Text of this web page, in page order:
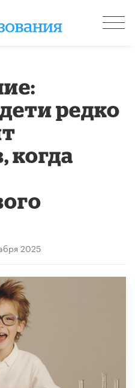
редко
когда
2025